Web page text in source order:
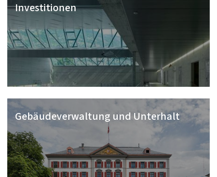
Investitionen
Gebäudeverwaltung und Unterhalt